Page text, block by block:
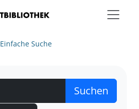
Einfache Suche